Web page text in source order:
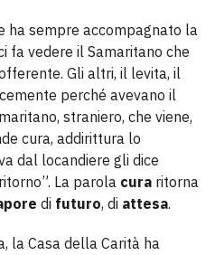
ha sempre accompagnato la
fa vedere il Samaritano che
Gli altri, il levita, il
perché avevano il
straniero, che viene,
cura, addirittura lo
dal locandiere gli dice
La parola cura ritorna
di futuro, di attesa.
la Casa della Carità ha